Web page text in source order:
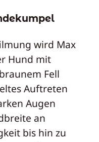
wird Max
Hund mit
Fell
Auftreten
Augen
an
bis hin zu